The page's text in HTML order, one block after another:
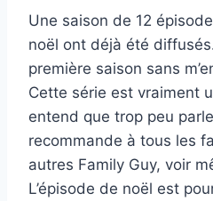
Une saison de 12
noël ont déjà été
première saison sans
Cette série est vraiment
entend que trop peu
recommande à tous les
autres Family Guy, voir
L’épisode de noël est